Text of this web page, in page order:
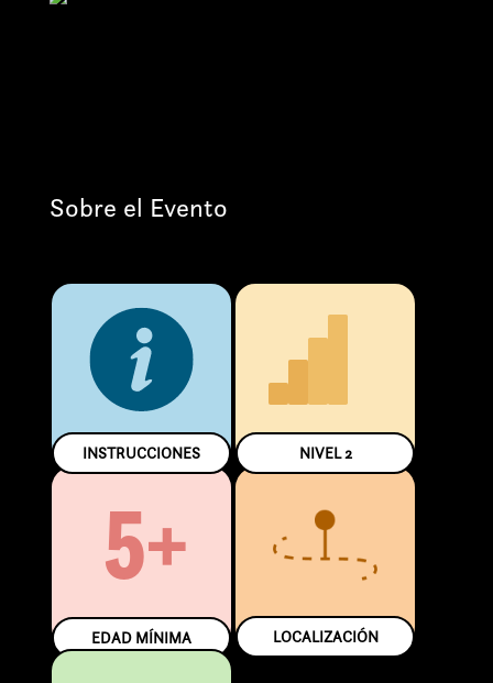
Sobre el Evento
INSTRUCCIONES NIVEL2
5+
EDAD MÍNIMA LOCALIZACIÓN